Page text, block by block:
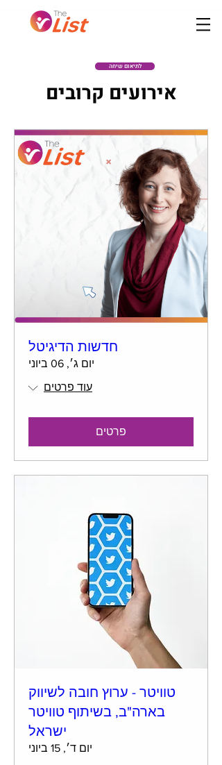
לתיאום שיחה
אירועים קרובים
חדשות הדיגיטל
יום ג׳, 06 ביוני
עוד פרטים
פרטים
טוויטר - ערוץ חובה לשיווק
בארה"ב, בשיתוף טוויטר
ישראל
יום ד׳, 15 ביוני